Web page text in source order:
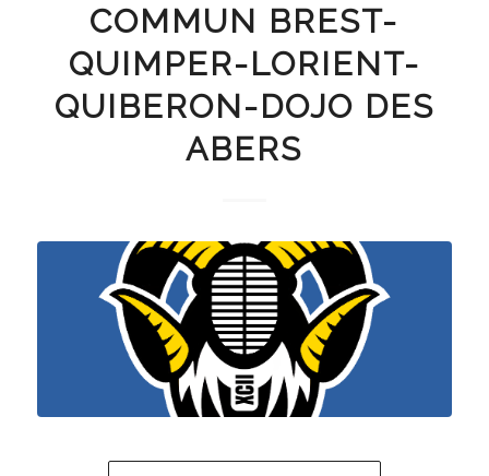
COMMUN BREST-
QUIMPER-LORIENT-
QUIBERON-DOJO DES
ABERS